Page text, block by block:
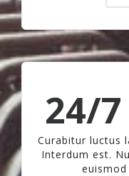
24/
Curabitur luctus
Interdum est.